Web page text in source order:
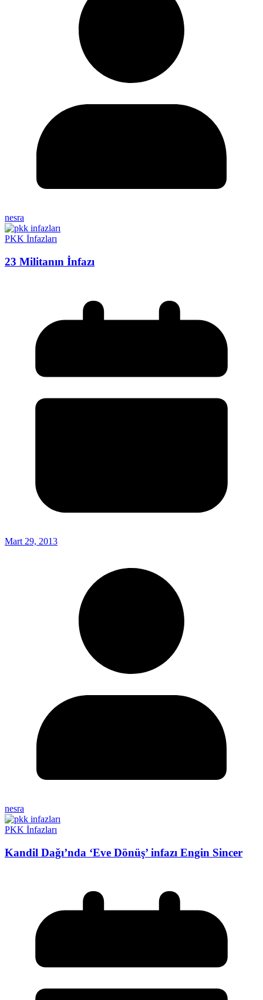
nesra
PKK İnfazları
23 Militanın İnfazı
Mart 29, 2013
nesra
PKK İnfazları
Kandil Dağı’nda ‘Eve Dönüş’ infazı Engin Sincer